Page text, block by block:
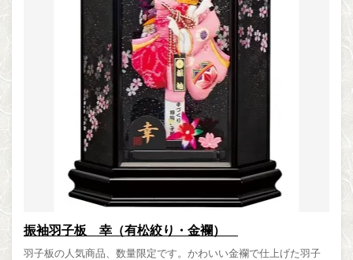
振袖羽子板 幸（有松絞り・金襴）
羽子板の人気商品、数量限定です。かわいい金襴で仕上げた羽子